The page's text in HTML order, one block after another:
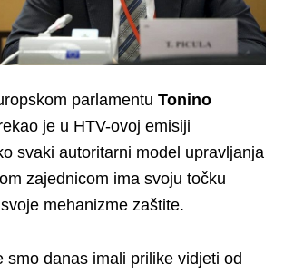
parlamentu Tonino
je u HTV-ovoj emisiji
svaki autoritarni model upravljanja
zajednicom ima svoju točku
mehanizme zaštite.
smo danas imali prilike vidjeti od